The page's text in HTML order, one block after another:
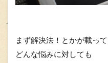
まず解決法！とかが載っ
どんな悩みに対しても